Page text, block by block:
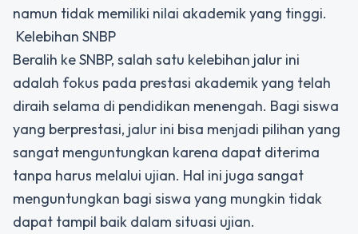
namun tidak memiliki nilai akademik yang tinggi.
Kelebihan SNBP
Beralih ke SNBP, salah satu kelebihan jalur ini
adalah fokus pada prestasi akademik yang telah
diraih selama di pendidikan menengah. Bagi siswa
yang berprestasi, jalur ini bisa menjadi pilihan yang
sangat menguntungkan karena dapat diterima
tanpa harus melalui ujian. Hal ini juga sangat
menguntungkan bagi siswa yang mungkin tidak
dapat tampil baik dalam situasi ujian.